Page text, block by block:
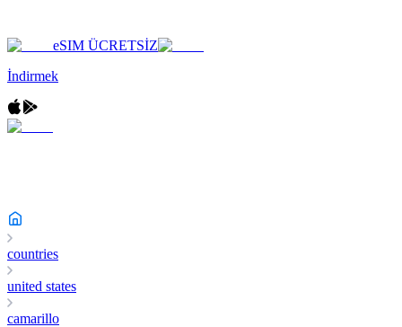
eSIM ÜCRETSİZ
İndirmek
countries
united states
camarillo